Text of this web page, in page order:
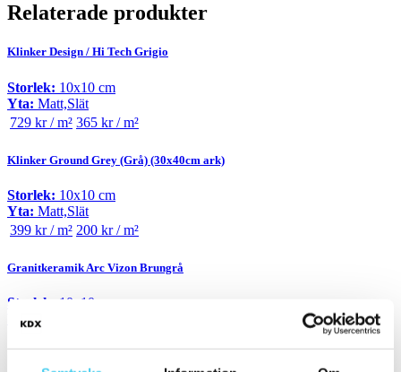
Relaterade produkter
Klinker Design / Hi Tech Grigio
Storlek: 10x10 cm
Yta: Matt,Slät
729 kr / m² 365 kr / m²
Klinker Ground Grey (Grå) (30x40cm ark)
Storlek: 10x10 cm
Yta: Matt,Slät
399 kr / m² 200 kr / m²
Granitkeramik Arc Vizon Brungrå
Storlek:
10x10 cm
Yta:Matt,Slät